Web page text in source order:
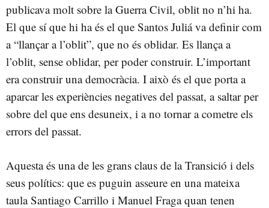
publicava molt sobre la Guerra Civil, oblit no n’hi ha.
El que sí que hi ha és el que Santos Juliá va definir com
a “llançar a l’oblit”, que no és oblidar. Es llança a
l’oblit, sense oblidar, per poder construir. L’important
era construir una democràcia. I això és el que porta a
aparcar les experiències negatives del passat, a saltar per
sobre del que ens desuneix, i a no tornar a cometre els
errors del passat.
Aquesta és una de les grans claus de la Transició i dels
seus polítics: que es puguin asseure en una mateixa
taula Santiago Carrillo i Manuel Fraga quan tenen